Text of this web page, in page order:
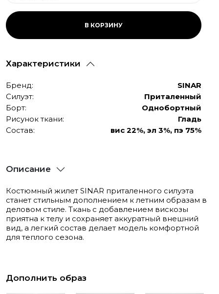
L
В КОРЗИНУ
Характеристики
Бренд:
SINAR
Силуэт:
Приталенный
Борт:
Однобортный
Рисунок ткани:
Гладь
Состав:
вис 22%, эл 3%, пэ 75%
Описание
Костюмный жилет SINAR приталенного силуэта
станет стильным дополнением к летним образам в
деловом стиле. Ткань с добавлением вискозы
приятна к телу и сохраняет аккуратный внешний
вид, а легкий состав делает модель комфортной
для теплого сезона.
Дополнить образ